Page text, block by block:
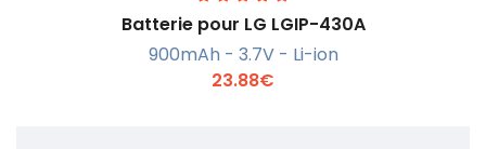
Batterie pour LG LGIP-430A
900mAh - 3.7V - Li-ion
23.88€